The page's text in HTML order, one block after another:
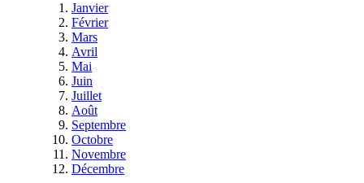
Janvier
Février
Mars
Avril
Mai
Juin
Juillet
Août
Septembre
Octobre
Novembre
Décembre